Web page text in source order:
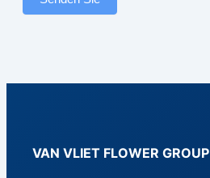
l
VAN VLIET FLOWER GROUP